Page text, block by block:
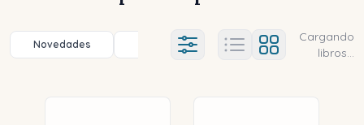
Novedades Título (a-z) Título (z-a)
Ajustes abierto
Cargando
libros...